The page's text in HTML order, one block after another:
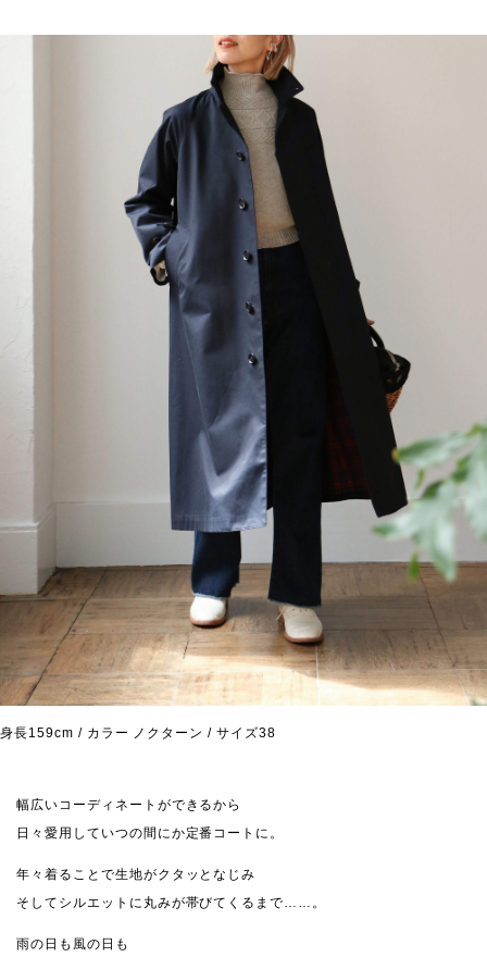
身長159cm / カラー ノクターン / サイズ38
幅広いコーディネートができるから
日々愛用していつの間にか定番コートに。
年々着ることで生地がクタッとなじみ
そしてシルエットに丸みが帯びてくるまで……。
雨の日も風の日も